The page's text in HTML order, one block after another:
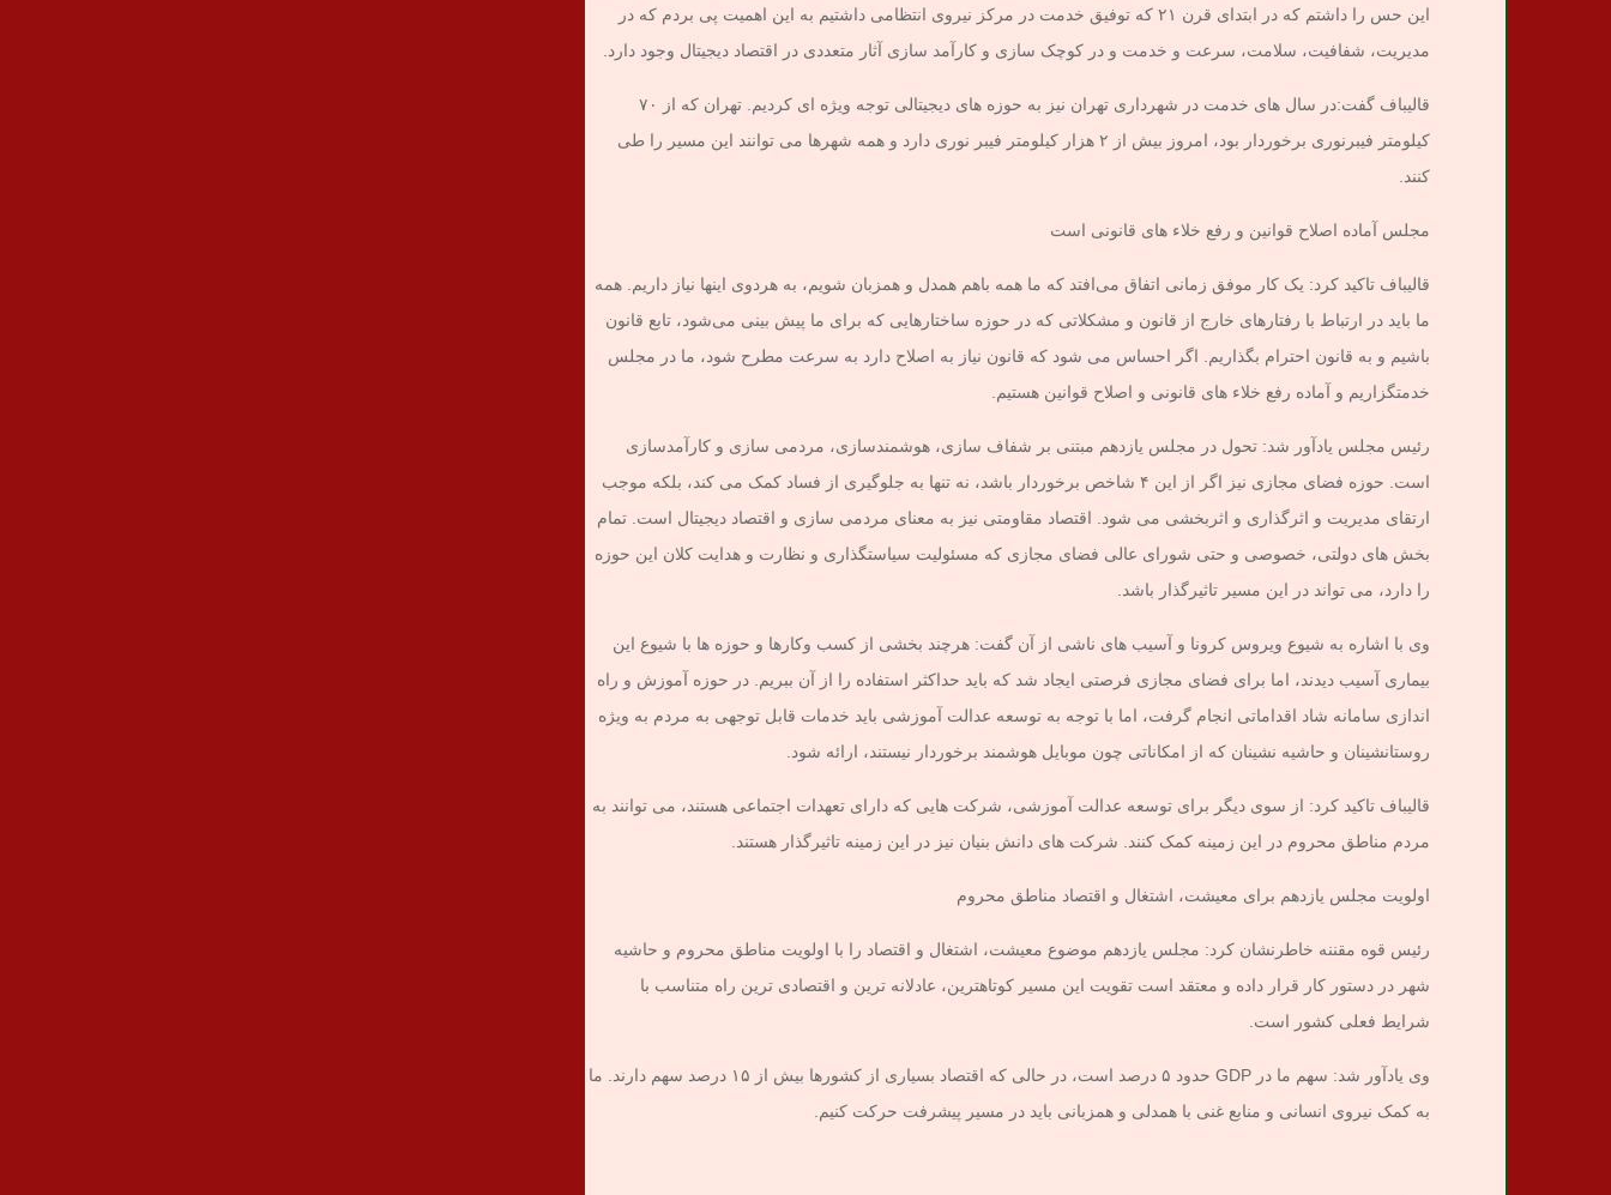
این حس را داشتم که در ابتدای قرن ۲۱ که توفیق خدمت در مرکز نیروی انتظامی داشتیم به این اهمیت پی بردم که در
مدیریت، شفافیت، سلامت، سرعت و خدمت و در کوچک سازی و کارآمد سازی آثار متعددی در اقتصاد دیجیتال وجود دارد.
قالیباف گفت:در سال های خدمت در شهرداری تهران نیز به حوزه های دیجیتالی توجه ویژه ای کردیم. تهران که از ۷۰
کیلومتر فیبرنوری برخوردار بود، امروز بیش از ۲ هزار کیلومتر فیبر نوری دارد و همه شهرها می توانند این مسیر را طی
کنند.
مجلس آماده اصلاح قوانین و رفع خلاء های قانونی است
قالیباف تاکید کرد: یک کار موفق زمانی اتفاق می‌افتد که ما همه باهم همدل و همزبان شویم، به هردوی اینها نیاز داریم. همه
ما باید در ارتباط با رفتارهای خارج از قانون و مشکلاتی که در حوزه ساختارهایی که برای ما پیش بینی می‌شود، تابع قانون
باشیم و به قانون احترام بگذاریم. اگر احساس می شود که قانون نیاز به اصلاح دارد به سرعت مطرح شود، ما در مجلس
خدمتگزاریم و آماده رفع خلاء های قانونی و اصلاح قوانین هستیم.
رئیس مجلس یادآور شد: تحول در مجلس یازدهم مبتنی بر شفاف سازی، هوشمندسازی، مردمی سازی و کارآمدسازی
است. حوزه فضای مجازی نیز اگر از این ۴ شاخص برخوردار باشد، نه تنها به جلوگیری از فساد کمک می کند، بلکه موجب
ارتقای مدیریت و اثرگذاری و اثربخشی می شود. اقتصاد مقاومتی نیز به معنای مردمی سازی و اقتصاد دیجیتال است. تمام
بخش های دولتی، خصوصی و حتی شورای عالی فضای مجازی که مسئولیت سیاستگذاری و نظارت و هدایت کلان این حوزه
را دارد، می تواند در این مسیر تاثیرگذار باشد.
وی با اشاره به شیوع ویروس کرونا و آسیب های ناشی از آن گفت: هرچند بخشی از کسب وکارها و حوزه ها با شیوع این
بیماری آسیب دیدند، اما برای فضای مجازی فرصتی ایجاد شد که باید حداکثر استفاده را از آن ببریم. در حوزه آموزش و راه
اندازی سامانه شاد اقداماتی انجام گرفت، اما با توجه به توسعه عدالت آموزشی باید خدمات قابل توجهی به مردم به ویژه
روستانشینان و حاشیه نشینان که از امکاناتی چون موبایل هوشمند برخوردار نیستند، ارائه شود.
قالیباف تاکید کرد: از سوی دیگر برای توسعه عدالت آموزشی، شرکت هایی که دارای تعهدات اجتماعی هستند، می توانند به
مردم مناطق محروم در این زمینه کمک کنند. شرکت های دانش بنیان نیز در این زمینه تاثیرگذار هستند.
اولویت مجلس یازدهم برای معیشت، اشتغال و اقتصاد مناطق محروم
رئیس قوه مقننه خاطرنشان کرد: مجلس یازدهم موضوع معیشت، اشتغال و اقتصاد را با اولویت مناطق محروم و حاشیه
شهر در دستور کار قرار داده و معتقد است تقویت این مسیر کوتاهترین، عادلانه ترین و اقتصادی ترین راه متناسب با
شرایط فعلی کشور است.
وی یادآور شد: سهم ما در GDP حدود ۵ درصد است، در حالی که اقتصاد بسیاری از کشورها بیش از ۱۵ درصد سهم دارند. ما
به کمک نیروی انسانی و منابع غنی با همدلی و همزبانی باید در مسیر پیشرفت حرکت کنیم.